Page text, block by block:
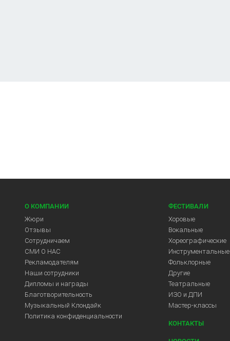
О КОМПАНИИ
Жюри
Отзывы
Сотрудничаем
СМИ О НАС
Рекламодателям
Наши сотрудники
Дипломы и награды
Благотворительность
Музыкальный Клондайк
Политика конфиденциальности
ФЕСТИВАЛИ
Хоровые
Вокальные
Хореографические
Инструментальные
Фольклорные
Другие
Театральные
ИЗО и ДПИ
Мастер-классы
КОНТАКТЫ
Арт-Центр